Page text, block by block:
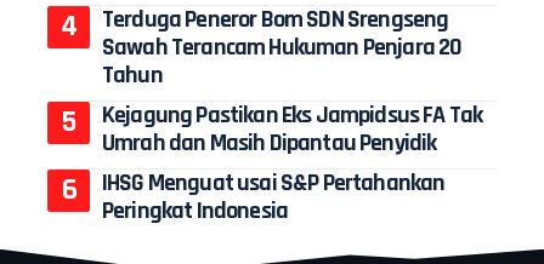
Terduga Peneror Bom SDN Srengseng
Sawah Terancam Hukuman Penjara 20
Tahun
Kejagung Pastikan Eks Jampidsus FA Tak
Umrah dan Masih Dipantau Penyidik
IHSG Menguat usai S&P Pertahankan
Peringkat Indonesia